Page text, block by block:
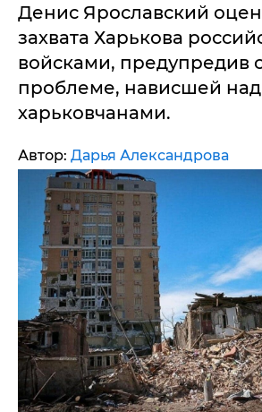
Денис Ярославский
захвата Харькова
войсками, предупредив
проблеме, нависшей над
харьковчанами.
Автор: Дарья Александрова